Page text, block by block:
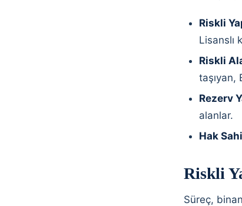
Riskli
Lisanslı
Riskli
taşıyan,
Rezerv
alanlar.
Hak
Riskli
Süreç,